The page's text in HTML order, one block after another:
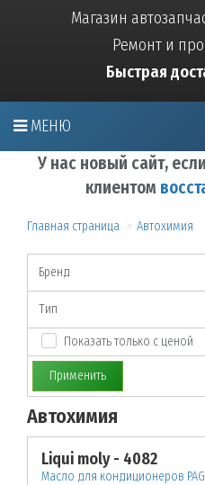
Магазин
Ремонт и
Быстрая
МЕНЮ
У нас новый сайт,
клиентом
Главная страница Автохимия
Бренд
Тип
Показать только с ценой
Применить
Автохимия
Liqui moly - 4082
Масло для кондиционеров PAG
По заданным параметрам товары